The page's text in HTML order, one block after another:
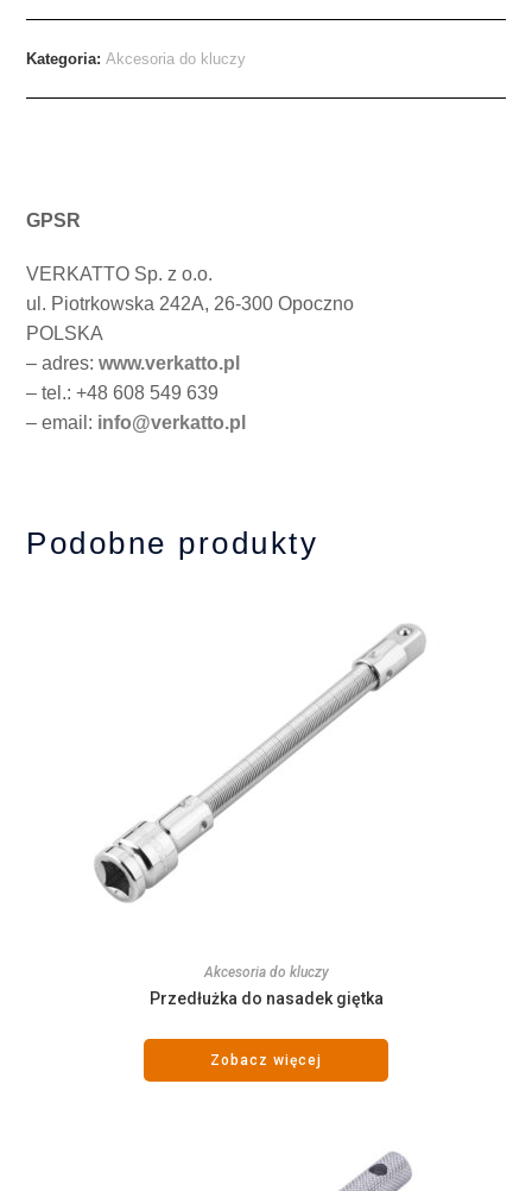
Kategoria:Akcesoria do kluczy
GPSR
VERKATTO Sp. z o.o.
ul. Piotrkowska 242A, 26-300 Opoczno
POLSKA
– adres:www.verkatto.pl
– tel.: +48 608 549 639
– email: info@verkatto.pl
Podobne produkty
Akcesoria do kluczy
Przedłużka do nasadek giętka
Zobacz więcej